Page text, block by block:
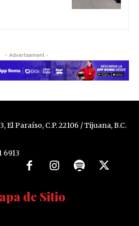
- Advertisement -
El Paraíso, C.P. 22106 / Tijuana, B.C.
6913
de Sitio